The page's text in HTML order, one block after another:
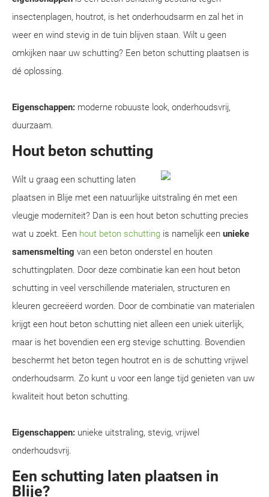
insectenplagen, houtrot, is het onderhoudsarm en zal het in
weer en wind stevig in de tuin blijven staan. Wilt u geen
omkijken naar uw schutting? Een beton schutting plaatsen is
dé oplossing.
Eigenschappen: moderne robuuste look, onderhoudsvrij,
duurzaam.
Hout beton schutting
Wilt u graag een schutting laten
plaatsen in Blije met een natuurlijke uitstraling én met een
vleugje moderniteit? Dan is een hout beton schutting precies
wat u zoekt. Een hout beton schutting is namelijk een unieke
samensmelting van een beton onderstel en houten
schuttingplaten. Door deze combinatie kan een hout beton
schutting in veel verschillende materialen, structuren en
kleuren gecreëerd worden. Door de combinatie van materialen
krijgt een hout beton schutting niet alleen een uniek uiterlijk,
maar is het bovendien een erg stevige schutting. Bovendien
beschermt het beton tegen houtrot en is de schutting vrijwel
onderhoudsarm. Zo kunt u voor een lange tijd genieten van uw
kwaliteit hout beton schutting.
Eigenschappen: unieke uitstraling, stevig, vrijwel
onderhoudsvrij.
Een schutting laten plaatsen in
Blije?